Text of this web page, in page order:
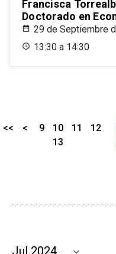
Francisca
Doctorado en
29 de Septiembre
13:30 a 14:30
<< < 9 10 11
12
13